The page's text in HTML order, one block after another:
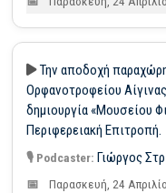
Την αποδοχή
Ορφανοτροφείου
δημιουργία «Μουσείου
Περιφερειακή Επιτροπή.
Γιώργος
Παρασκευή, 24